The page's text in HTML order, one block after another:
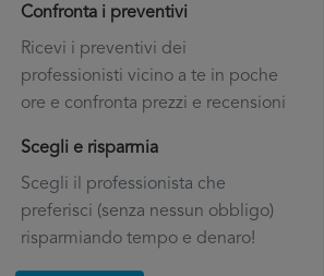
Confronta i preventivi
Ricevi i preventivi dei
professionisti vicino a te in poche
ore e confronta prezzi e recensioni
Scegli e risparmia
Scegli il professionista che
preferisci (senza nessun obbligo)
risparmiando tempo e denaro!